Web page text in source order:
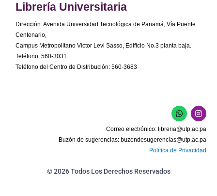
Librería Universitaria
Dirección: Avenida Universidad Tecnológica de Panamá, Vía Puente
Centenario,
Campus Metropolitano Víctor Levi Sasso, Edificio No.3 planta baja.
Teléfono: 560-3031
Teléfono del Centro de Distribución: 560-3683
W
h
a
t
s
a
p
I
n
s
t
a
g
r
Correo electrónico: libreria@utp.ac.pa
Buzón de sugerencias: buzondesugerencias@utp.ac.pa
Política de Privacidad
© 2026 Todos Los Derechos Reservados